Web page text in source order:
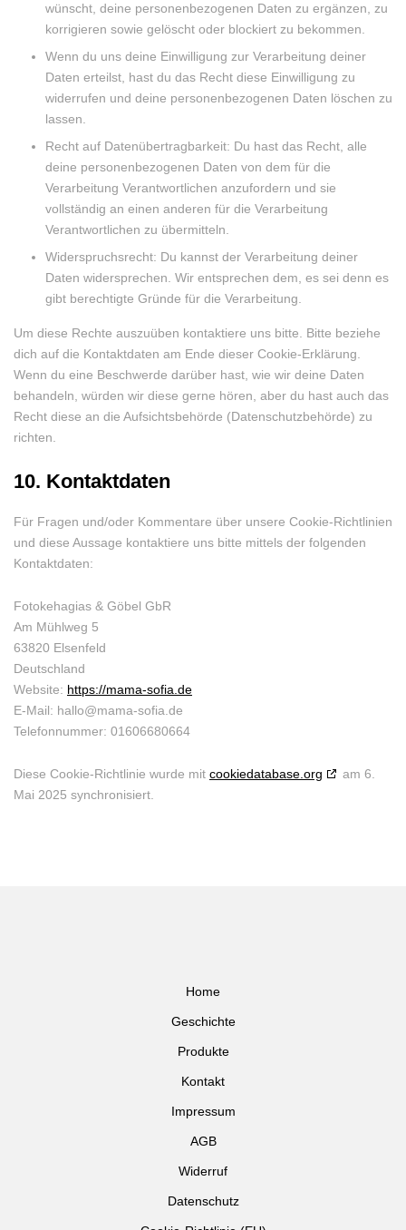
wünscht, deine personenbezogenen Daten zu ergänzen, zu
korrigieren sowie gelöscht oder blockiert zu bekommen.
Wenn du uns deine Einwilligung zur Verarbeitung deiner
Daten erteilst, hast du das Recht diese Einwilligung zu
widerrufen und deine personenbezogenen Daten löschen zu
lassen.
Recht auf Datenübertragbarkeit: Du hast das Recht, alle
deine personenbezogenen Daten von dem für die
Verarbeitung Verantwortlichen anzufordern und sie
vollständig an einen anderen für die Verarbeitung
Verantwortlichen zu übermitteln.
Widerspruchsrecht: Du kannst der Verarbeitung deiner
Daten widersprechen. Wir entsprechen dem, es sei denn es
gibt berechtigte Gründe für die Verarbeitung.
Um diese Rechte auszuüben kontaktiere uns bitte. Bitte beziehe
dich auf die Kontaktdaten am Ende dieser Cookie-Erklärung.
Wenn du eine Beschwerde darüber hast, wie wir deine Daten
behandeln, würden wir diese gerne hören, aber du hast auch das
Recht diese an die Aufsichtsbehörde (Datenschutzbehörde) zu
richten.
10. Kontaktdaten
Für Fragen und/oder Kommentare über unsere Cookie-Richtlinien
und diese Aussage kontaktiere uns bitte mittels der folgenden
Kontaktdaten:
Fotokehagias & Göbel GbR
Am Mühlweg 5
63820 Elsenfeld
Deutschland
Website: https://mama-sofia.de
E-Mail: hallo@mama-sofia.de
Telefonnummer: 01606680664
Diese Cookie-Richtlinie wurde mit cookiedatabase.org
am 6.
Mai 2025 synchronisiert.
Home
Geschichte
Produkte
Kontakt
Impressum
AGB
Widerruf
Datenschutz